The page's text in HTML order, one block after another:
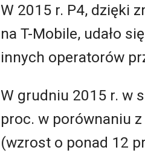
W 2015 r. P4, dzięki
na T-Mobile, udało
innych operatorów
W grudniu 2015 r. w
proc. w porównaniu
(wzrost o ponad 12